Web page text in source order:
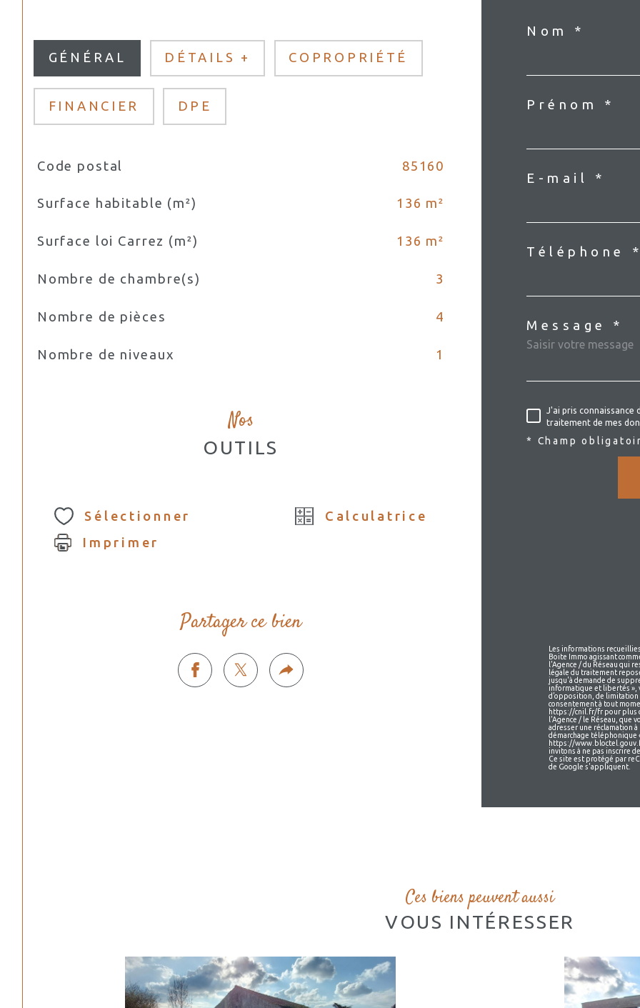
GÉNÉRAL DÉTAILS + COPROPRIÉTÉ
FINANCIER DPE
TRAD_SIROCCO_Caracteristique
Code postal 85160
Surface habitable (m²) 136 m²
Surface loi Carrez (m²) 136 m²
Nombre de chambre(s) 3
Nombre de pièces 4
Nombre de niveaux 1
Nos
OUTILS
Sélectionner
Calculatrice
Imprimer
Partager ce bien
Nom *
Prénom *
E-mail *
Téléphone
Message *
J'ai pris
traitement de mes
* Champ
Les informations
Boite Immo agissant
l'Agence / du Réseau qui
légale du traitement
jusqu'à demande de
informatique et libertés »,
d’opposition, de
consentement à tout
https://cnil.fr/fr pour plus
l'Agence / le Réseau, que
adresser une réclamation
démarchage téléphonique
https://
invitons à ne pas inscrire
Ce site est protégé par
de Google s'appliquent.
Ces biens peuvent aussi
VOUS INTÉRESSER